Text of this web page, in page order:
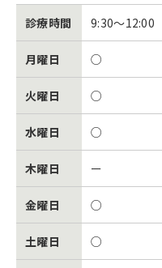
診療時間 9:30～12:00
月曜日 ○
火曜日 ○
水曜日 ○
木曜日 ー
金曜日 ○
土曜日 ○